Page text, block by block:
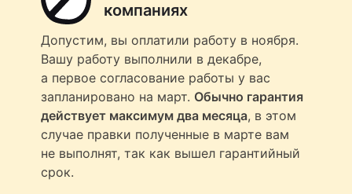
компаниях
Допустим, вы оплатили работу в ноября.
Вашу работу выполнили в декабре,
а первое согласование работы у вас
запланировано на март. Обычно гарантия
действует максимум два месяца, в этом
случае правки полученные в марте вам
не выполнят, так как вышел гарантийный
срок.